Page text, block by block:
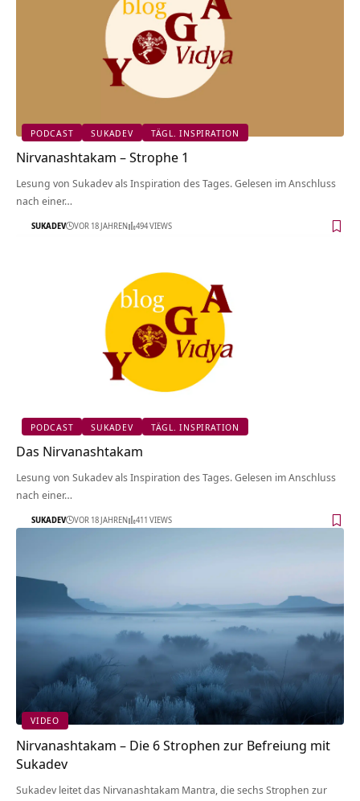
PODCAST SUKADEV TÄGL. INSPIRATION
Nirvanashtakam – Strophe 1
Lesung von Sukadev als Inspiration des Tages. Gelesen im Anschluss
nach einer…
SUKADEV VOR 18 JAHREN 494 VIEWS
PODCAST SUKADEV TÄGL. INSPIRATION
Das Nirvanashtakam
Lesung von Sukadev als Inspiration des Tages. Gelesen im Anschluss
nach einer…
SUKADEV VOR 18 JAHREN 411 VIEWS
VIDEO
Nirvanashtakam – Die 6 Strophen zur Befreiung mit
Sukadev
Sukadev leitet das Nirvanashtakam Mantra, die sechs Strophen zur